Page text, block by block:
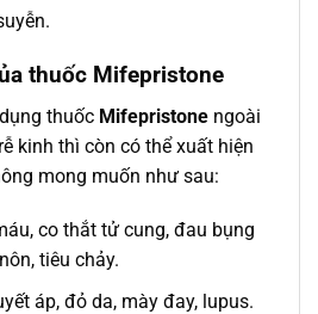
thuốc Mifepristone
thuốc Mifepristone ngoài
kinh thì còn có thể xuất hiện
mong muốn như sau:
co thắt tử cung, đau bụng
tiêu chảy.
áp, đỏ da, mày đay, lupus.